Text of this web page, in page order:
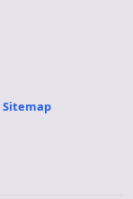
Sitemap